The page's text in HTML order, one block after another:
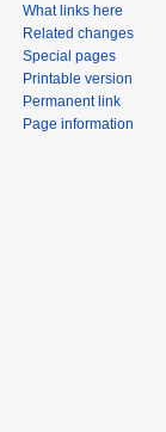
What links here
Related changes
Special pages
Printable version
Permanent link
Page information